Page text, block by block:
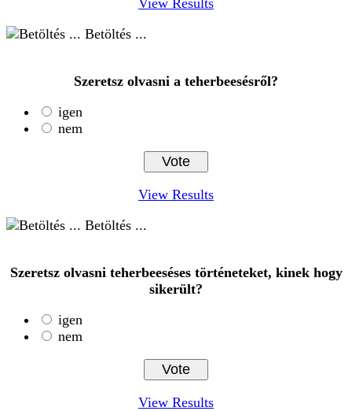
Betöltés ...
Szeretsz olvasni a teherbeesésről?
igen
nem
View Results
Betöltés ...
Szeretsz olvasni teherbeeséses történeteket, kinek hogy
sikerült?
igen
nem
View Results